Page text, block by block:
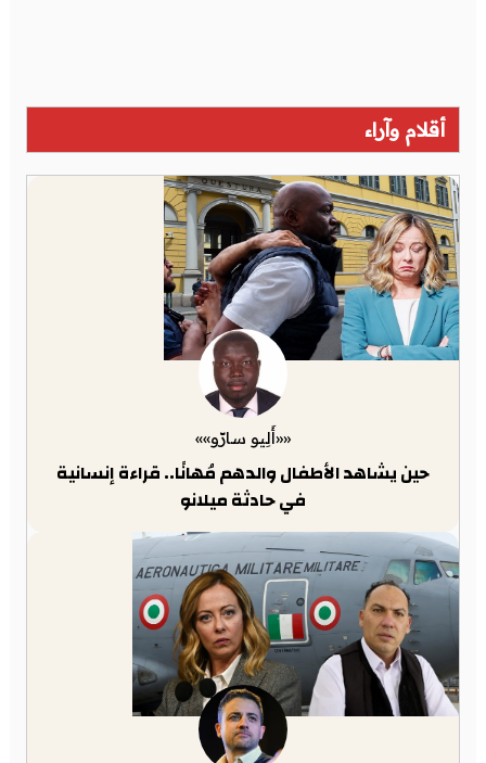
أقلام وآراء
««أَلِيو سارّو»»
حين يشاهد الأطفال والدهم مُهانًا.. قراءة إنسانية
في حادثة ميلانو